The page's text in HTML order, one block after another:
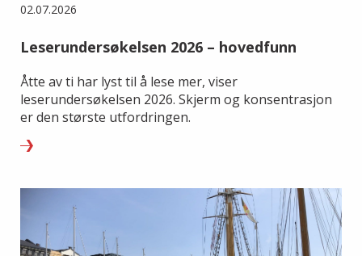
02.07.2026
Leserundersøkelsen 2026 – hovedfunn
Åtte av ti har lyst til å lese mer, viser
leserundersøkelsen 2026. Skjerm og konsentrasjon
er den største utfordringen.